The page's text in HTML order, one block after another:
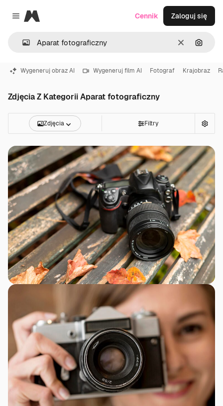
Close menu
Magnific
WyczyśćSzukaj
Cennik Zaloguj się
Wygeneruj obraz AI Wygeneruj film AI Fotograf Krajobraz
Zdjęcia Z Kategorii Aparat fotograficzny
Zdjęcia Filtry